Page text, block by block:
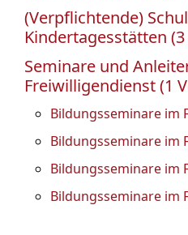
(Verpflichtende)
Kindertagesstätten
Seminare und
Freiwilligendienst (1
Bildungsseminare im
Bildungsseminare im
Bildungsseminare im
Bildungsseminare im